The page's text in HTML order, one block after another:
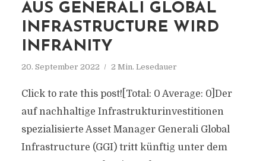
AUS GENERALI GLOBAL
INFRASTRUCTURE WIRD
INFRANITY
20. September 2022 2 Min. Lesedauer
Click to rate this post![Total: 0 Average: 0]Der
auf nachhaltige Infrastrukturinvestitionen
spezialisierte Asset Manager Generali Global
Infrastructure (GGI) tritt künftig unter dem